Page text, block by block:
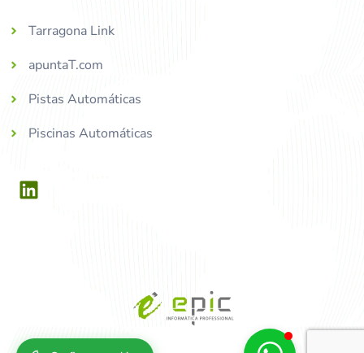
Tarragona Link
apuntaT.com
Pistas Automáticas
Piscinas Automáticas